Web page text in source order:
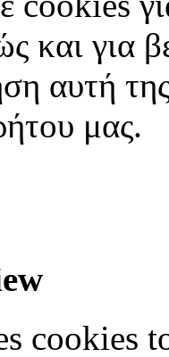
και για
αυτή
μας.
cookies